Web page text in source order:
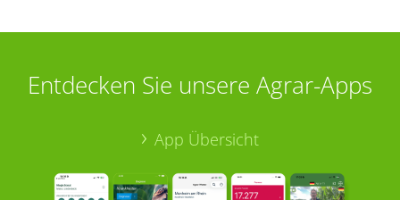
Entdecken Sie unsere Agrar-Apps
App Übersicht